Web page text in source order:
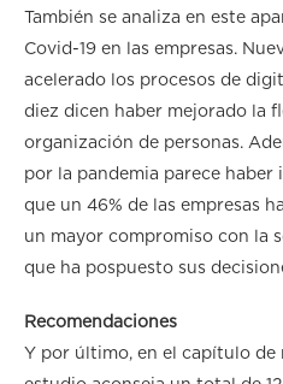
También se analiza en este
Covid-19 en las empresas.
acelerado los procesos de
diez dicen haber mejorado la
organización de personas.
por la pandemia parece
que un 46% de las empresas
un mayor compromiso con la
que ha pospuesto sus
Recomendaciones
Y por último, en el capítulo de